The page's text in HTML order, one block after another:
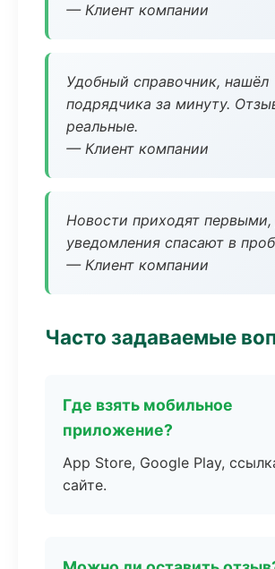
— Клиент компании
Удобный справочник, нашёл
подрядчика за минуту.
реальные.
— Клиент компании
Новости приходят первыми,
уведомления спасают в
— Клиент компании
Часто задаваемые
Где взять мобильное
приложение?
App Store, Google Play,
сайте.